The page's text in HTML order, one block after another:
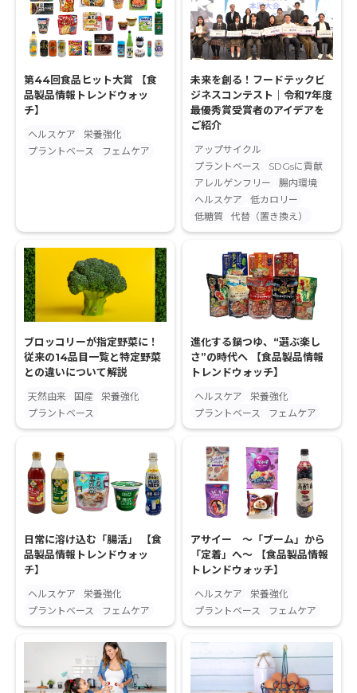
第44回食品ヒット大賞 【食
品製品情報トレンドウォッ
チ】
ヘルスケア
栄養強化
プラントベース
フェムケア
未来を創る！フードテックビ
ジネスコンテスト｜令和7年度
最優秀賞受賞者のアイデアを
ご紹介
アップサイクル
プラントベース
SDGsに貢献
アレルゲンフリー
腸内環境
ヘルスケア
低カロリー
低糖質
代替（置き換え）
ブロッコリーが指定野菜に！
従来の14品目一覧と特定野菜
との違いについて解説
天然由来 国産
栄養強化
プラントベース
進化する鍋つゆ、“選ぶ楽し
さ”の時代へ 【食品製品情報
トレンドウォッチ】
ヘルスケア
栄養強化
プラントベース
フェムケア
日常に溶け込む「腸活」 【食
品製品情報トレンドウォッ
チ】
ヘルスケア
栄養強化
プラントベース
フェムケア
アサイー ～「ブーム」から
「定着」へ～ 【食品製品情報
トレンドウォッチ】
ヘルスケア
栄養強化
プラントベース
フェムケア